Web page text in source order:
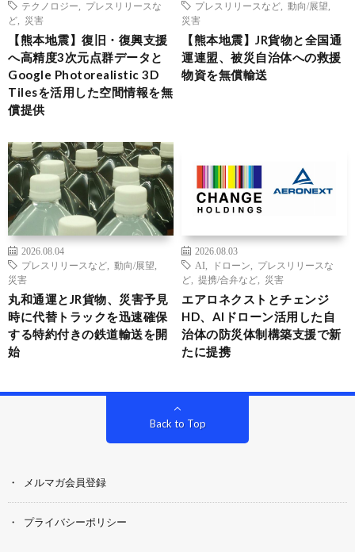
テクノロジー
プレスリリースな
ど
災害
【熊本地震】復旧・復興支援
へ高精度3次元点群データと
Google Photorealistic 3D
Tilesを活用した空間情報を無
償提供
プレスリリースなど
動向/展望
災害
【熊本地震】JR貨物と全国通
運連盟、被災自治体への救援
物資を無償輸送
2026.08.04
プレスリリースなど
動向/展望
災害
丸和通運とJR貨物、災害予見
時に代替トラックを迅速確保
する特約付きの鉄道輸送を開
始
2026.08.03
AI
ドローン
プレスリリースな
ど
提携/合弁など 災害
エアロネクストとチェンジ
HD、AIドローン活用した自
治体の防災体制構築支援で新
たに提携
Back to Top
メルマガ会員登録
プライバシーポリシー